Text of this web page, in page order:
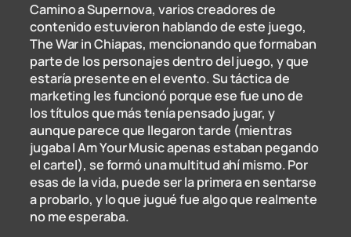
Camino a Supernova, varios creadores de
contenido estuvieron hablando de este juego,
The War in Chiapas, mencionando que formaban
parte de los personajes dentro del juego, y que
estaría presente en el evento. Su táctica de
marketing les funcionó porque ese fue uno de
los títulos que más tenía pensado jugar, y
aunque parece que llegaron tarde (mientras
jugaba I Am Your Music apenas estaban pegando
el cartel), se formó una multitud ahí mismo. Por
esas de la vida, puede ser la primera en sentarse
a probarlo, y lo que jugué fue algo que realmente
no me esperaba.